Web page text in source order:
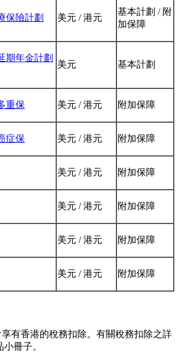
保險計劃 美元 / 港元
基本計劃 / 附
加保障
期年金計劃
美元 基本計劃
重保 美元 / 港元 附加保障
症保 美元 / 港元 附加保障
美元 / 港元 附加保障
美元 / 港元 附加保障
美元 / 港元 附加保障
美元 / 港元 附加保障
有香港的稅務扣除。有關稅務扣除之詳
冊子。